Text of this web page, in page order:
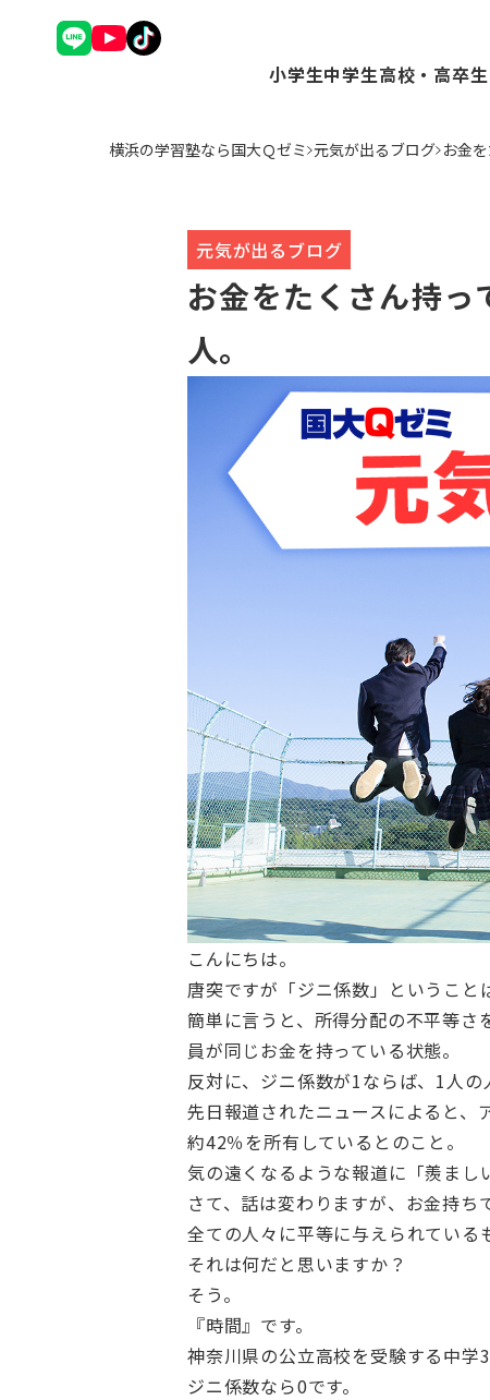
小学生
理英会アドバンスコース
トップ校特進コース（小5
ことばの学校（小1～6）
小学英語YOM-TOX（小1
個別学習コース（小1～高
中学生
Ｑゼミ+ コース（
高校・高卒生
Ｑゼミ+ コ
横浜の学習塾なら国大Ｑゼミ 元気が出るブログ お金
元気が出るブログ
お金をたくさん持っ
人。
こんにちは。
唐突ですが「ジニ係数」ということ
簡単に言うと、所得分配の不平等
員が同じお金を持っている状態。
反対に、ジニ係数が1ならば、1人の
先日報道されたニュースによると
約42％を所有しているとのこと。
気の遠くなるような報道に「羨まし
さて、話は変わりますが、お金持ち
全ての人々に平等に与えられている
それは何だと思いますか？
そう。
『時間』です。
神奈川県の公立高校を受験する中学
ジニ係数なら0です。